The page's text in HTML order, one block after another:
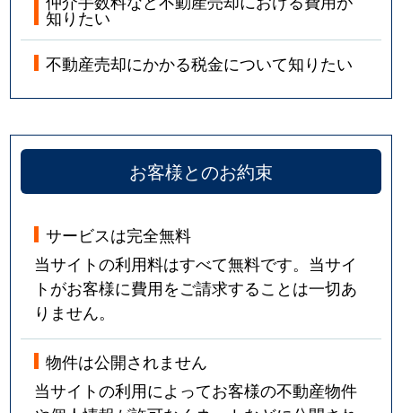
知りたい
不動産売却にかかる税金について知りたい
お客様とのお約束
サービスは完全無料
当サイトの利用料はすべて無料です。当サイ
トがお客様に費用をご請求することは一切あ
りません。
物件は公開されません
当サイトの利用によってお客様の不動産物件